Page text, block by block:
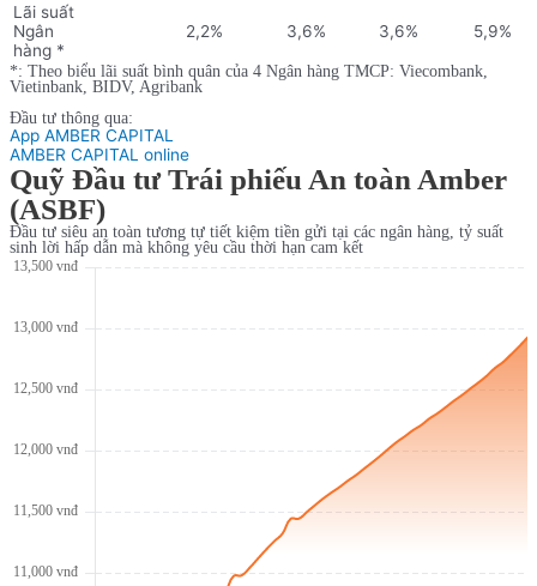
Lãi suất
Ngân
hàng *
2,2% 3,6% 3,6% 5,9%
*: Theo biểu lãi suất bình quân của 4 Ngân hàng TMCP: Viecombank,
Vietinbank, BIDV, Agribank
Đầu tư thông qua:
App AMBER CAPITAL
AMBER CAPITAL online
Quỹ Đầu tư Trái phiếu An toàn Amber
(ASBF)
Đầu tư siêu an toàn tương tự tiết kiệm tiền gửi tại các ngân hàng, tỷ suất
sinh lời hấp dẫn mà không yêu cầu thời hạn cam kết